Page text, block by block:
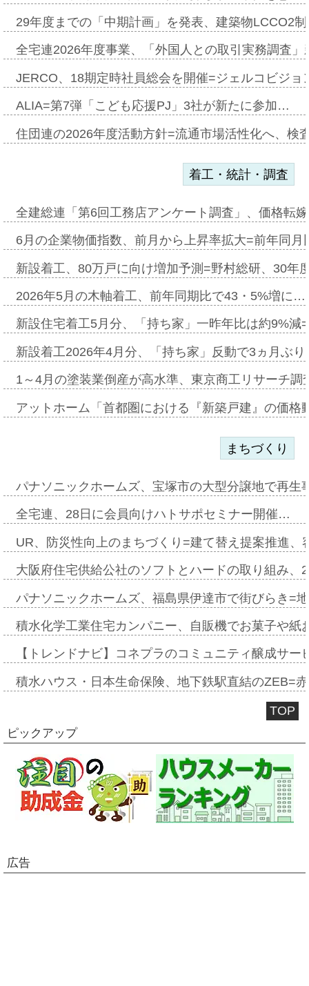
29年度までの「中期計画」を発表、建築物LCCO2
全宅連2026年度事業、「外国人との取引実務調査
JERCO、18期定時社員総会を開催=ジェルコビジ
ALIA=第7弾「こども応援PJ」3社が新たに参加…
住団連の2026年度活動方針=流通市場活性化へ、検
着工・統計・調査
全建総連「第6回工務店アンケート調査」、価格転
6月の企業物価指数、前月から上昇率拡大=前年同
新設着工、80万戸に向け増加予測=野村総研、30年
2026年5月の木軸着工、前年同期比で43・5%増に…
新設住宅着工5月分、「持ち家」一昨年比は約9%
新設着工2026年4月分、「持ち家」反動で3ヵ月ぶ
1～4月の塗装業倒産が高水準、東京商工リサーチ
アットホーム「首都圏における『新築戸建』の価
まちづくり
パナソニックホームズ、宝塚市の大型分譲地で再
全宅連、28日に会員向けハトサポセミナー開催…
UR、防災性向上のまちづくり=建て替え提案推進
大阪府住宅供給公社のソフトとハードの取り組み
パナソニックホームズ、福島県伊達市で街びらき=
積水化学工業住宅カンパニー、自販機でお菓子や
【トレンドナビ】コネプラのコミュニティ醸成サ
積水ハウス・日本生命保険、地下鉄駅直結のZEB=
TOP
ピックアップ
広告